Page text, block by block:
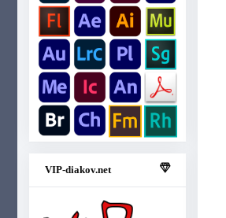
VIP-diakov.net